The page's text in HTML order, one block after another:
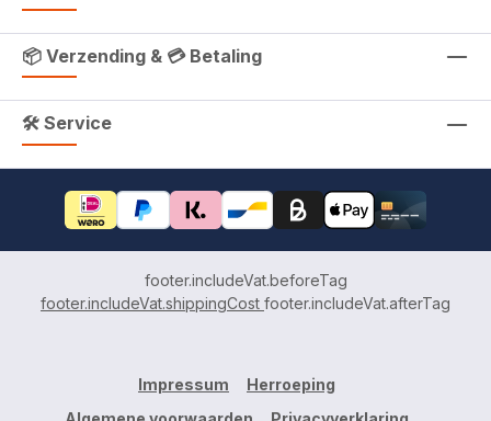
📦 Verzending & 💳 Betaling
🛠 Service
footer.includeVat.beforeTag
footer.includeVat.shippingCost footer.includeVat.afterTag
Impressum
Herroeping